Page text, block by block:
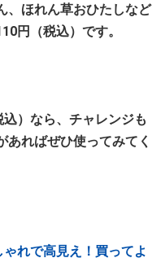
、ほれん草おひたしなど
円（税込）です。
込）なら、チャレンジも
あればぜひ使ってみてく
ゃれで高見え！買ってよ